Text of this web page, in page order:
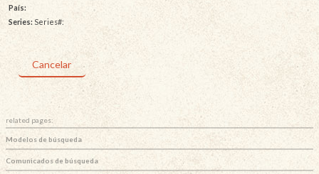
País:
Series: Series#:
Cancelar
related pages:
Modelos de búsqueda
Comunicados de búsqueda